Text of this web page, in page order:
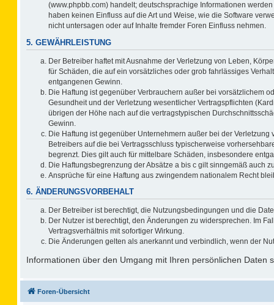
(www.phpbb.com) handelt; deutschsprachige Informationen
haben keinen Einfluss auf die Art und Weise, wie die Software
nicht untersagen oder auf Inhalte fremder Foren Einfluss nehmen.
5. GEWÄHRLEISTUNG
Der Betreiber haftet mit Ausnahme der Verletzung von Leben,
für Schäden, die auf ein vorsätzliches oder grob fahrlässiges
entgangenen Gewinn.
Die Haftung ist gegenüber Verbrauchern außer bei vorsätzlichem
Gesundheit und der Verletzung wesentlicher Vertragspflichten
übrigen der Höhe nach auf die vertragstypischen
Gewinn.
Die Haftung ist gegenüber Unternehmern außer bei der
Betreibers auf die bei Vertragsschluss typischerweise
begrenzt. Dies gilt auch für mittelbare Schäden, insbesondere
Die Haftungsbegrenzung der Absätze a bis c gilt sinngemäß auch
Ansprüche für eine Haftung aus zwingendem nationalem Recht
6. ÄNDERUNGSVORBEHALT
Der Betreiber ist berechtigt, die Nutzungsbedingungen und die
Der Nutzer ist berechtigt, den Änderungen zu widersprechen. Im
Vertragsverhältnis mit sofortiger Wirkung.
Die Änderungen gelten als anerkannt und verbindlich, wenn der
Informationen über den Umgang mit Ihren persönlichen Daten
Foren-Übersicht